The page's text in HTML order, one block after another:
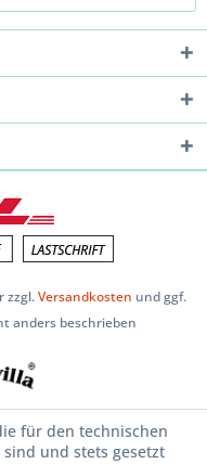
zzgl.Versandkosten und ggf.
anders beschrieben
für den technischen
und stets gesetzt